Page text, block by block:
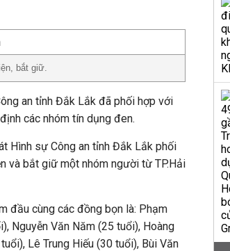
bắt giữ.
an tỉnh Đắk Lắk đã phối hợp với
các nhóm tín dụng đen.
Hình sự Công an tỉnh Đắk Lắk phối
và bắt giữ một nhóm người từ TP.Hải
đầu cùng các đồng bọn là: Phạm
Nguyễn Văn Năm (25 tuổi), Hoàng
Lê Trung Hiếu (30 tuổi), Bùi Văn